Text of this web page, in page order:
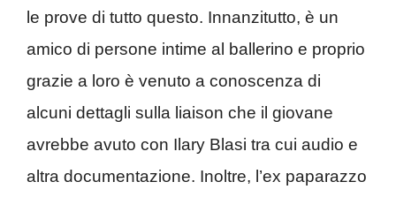
le prove di tutto questo. Innanzitutto, è un
amico di persone intime al ballerino e proprio
grazie a loro è venuto a conoscenza di
alcuni dettagli sulla liaison che il giovane
avrebbe avuto con Ilary Blasi tra cui audio e
altra documentazione. Inoltre, l’ex paparazzo